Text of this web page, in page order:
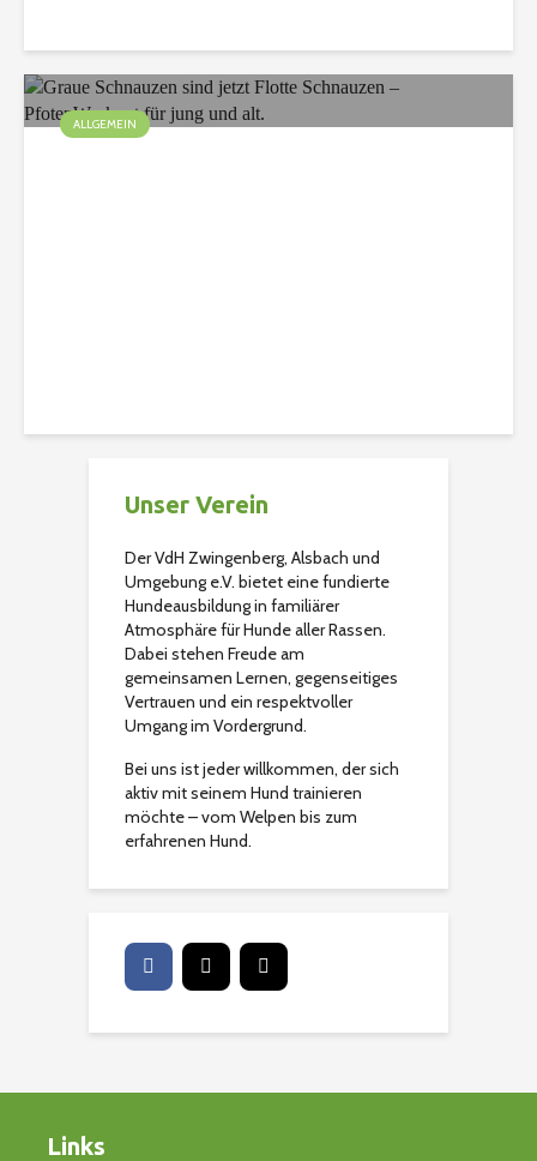
ALLGEMEIN
Unser Verein
Der VdH Zwingenberg, Alsbach und
Umgebung e.V. bietet eine fundierte
Hundeausbildung in familiärer
Atmosphäre für Hunde aller Rassen.
Dabei stehen Freude am
gemeinsamen Lernen, gegenseitiges
Vertrauen und ein respektvoller
Umgang im Vordergrund.
Bei uns ist jeder willkommen, der sich
aktiv mit seinem Hund trainieren
möchte – vom Welpen bis zum
erfahrenen Hund.
Links